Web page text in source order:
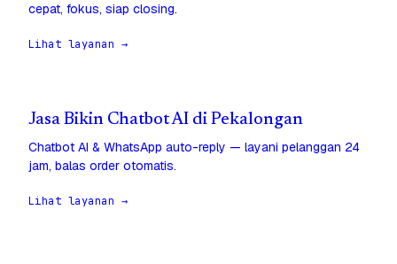
cepat, fokus, siap closing.
Lihat layanan →
Jasa Bikin Chatbot AI di Pekalongan
Chatbot AI & WhatsApp auto-reply — layani pelanggan 24
jam, balas order otomatis.
Lihat layanan →